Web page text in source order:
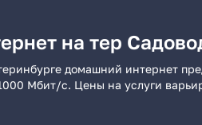
на тер
домашний интернет
Мбит/с. Цены на услуги